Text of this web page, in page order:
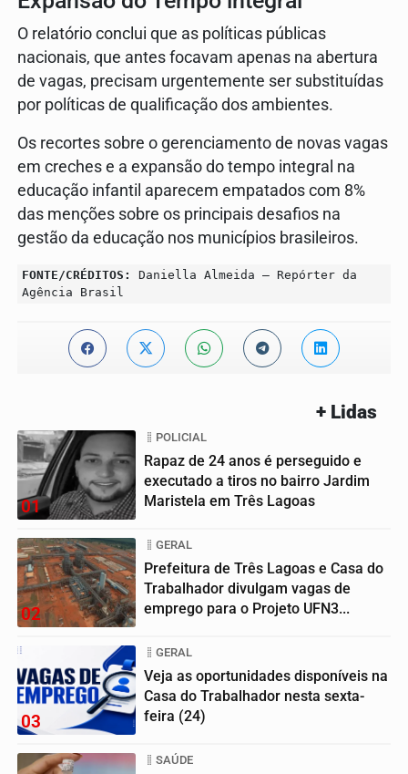
O relatório conclui que as políticas públicas
nacionais, que antes focavam apenas na abertura
de vagas, precisam urgentemente ser substituídas
por políticas de qualificação dos ambientes.
Os recortes sobre o gerenciamento de novas vagas
em creches e a expansão do tempo integral na
educação infantil aparecem empatados com 8%
das menções sobre os principais desafios na
gestão da educação nos municípios brasileiros.
FONTE/CRÉDITOS:
Daniella Almeida – Repórter da
Agência Brasil
+ Lidas
01
POLICIAL
Rapaz de 24 anos é perseguido e
executado a tiros no bairro Jardim
Maristela em Três Lagoas
02
GERAL
Prefeitura de Três Lagoas e Casa do
Trabalhador divulgam vagas de
emprego para o Projeto UFN3...
03
GERAL
Veja as oportunidades disponíveis na
Casa do Trabalhador nesta sexta-
feira (24)
SAÚDE